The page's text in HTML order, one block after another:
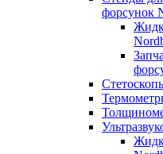
форсунок